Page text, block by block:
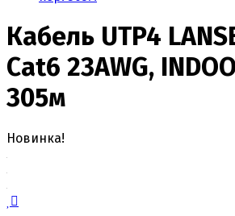
Кабель UTP4
Cat6 23AWG,
305м
Новинка!